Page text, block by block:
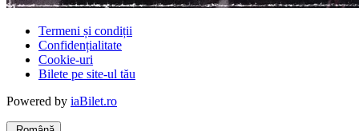
Termeni și condiții
Confidențialitate
Cookie-uri
Bilete pe site-ul tău
Powered by iaBilet.ro